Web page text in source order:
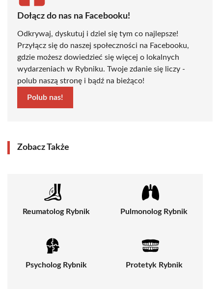
Dołącz do nas na Facebooku!
Odkrywaj, dyskutuj i dziel się tym co najlepsze!
Przyłącz się do naszej społeczności na Facebooku,
gdzie możesz dowiedzieć się więcej o lokalnych
wydarzeniach w Rybniku. Twoje zdanie się liczy -
polub naszą stronę i bądź na bieżąco!
Polub nas!
Zobacz Także
Reumatolog Rybnik Pulmonolog Rybnik
Psycholog Rybnik Protetyk Rybnik